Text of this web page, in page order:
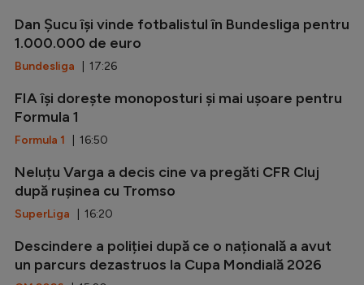
Dan Șucu își vinde fotbalistul în Bundesliga pentru
1.000.000 de euro
Bundesliga | 17:26
FIA își dorește monoposturi și mai ușoare pentru
Formula 1
Formula 1 | 16:50
Neluțu Varga a decis cine va pregăti CFR Cluj
după rușinea cu Tromso
SuperLiga | 16:20
Descindere a poliției după ce o națională a avut
un parcurs dezastruos la Cupa Mondială 2026